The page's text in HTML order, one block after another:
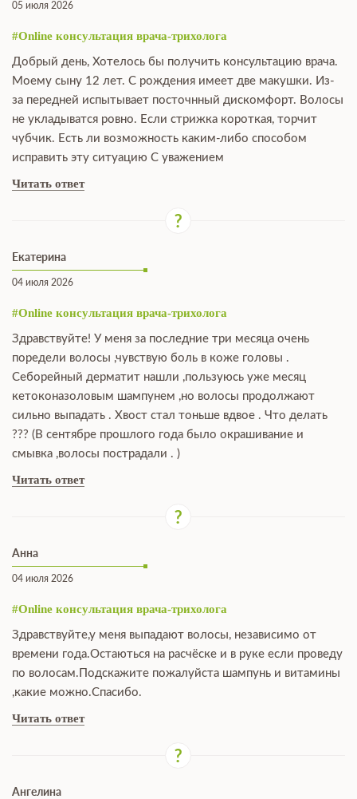
05 июля 2026
#Online консультация врача-трихолога
Добрый день, Хотелось бы получить консультацию врача.
Моему сыну 12 лет. С рождения имеет две макушки. Из-
за передней испытывает посточнный дискомфорт. Волосы
не укладыватся ровно. Если стрижка короткая, торчит
чубчик. Есть ли возможность каким-либо способом
исправить эту ситуацию С уважением
Читать ответ
Екатерина
04 июля 2026
#Online консультация врача-трихолога
Здравствуйте! У меня за последние три месяца очень
поредели волосы ,чувствую боль в коже головы .
Себорейный дерматит нашли ,пользуюсь уже месяц
кетоконазоловым шампунем ,но волосы продолжают
сильно выпадать . Хвост стал тоньше вдвое . Что делать
??? (В сентябре прошлого года было окрашивание и
смывка ,волосы пострадали . )
Читать ответ
Анна
04 июля 2026
#Online консультация врача-трихолога
Здравствуйте,у меня выпадают волосы, независимо от
времени года.Остаються на расчёске и в руке если проведу
по волосам.Подскажите пожалуйста шампунь и витамины
,какие можно.Спасибо.
Читать ответ
Ангелина